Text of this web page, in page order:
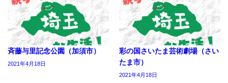
斉藤与里記念公園（加須市）
2021年4月18日
彩の国さいたま芸術劇場（さい
たま市）
2021年4月18日